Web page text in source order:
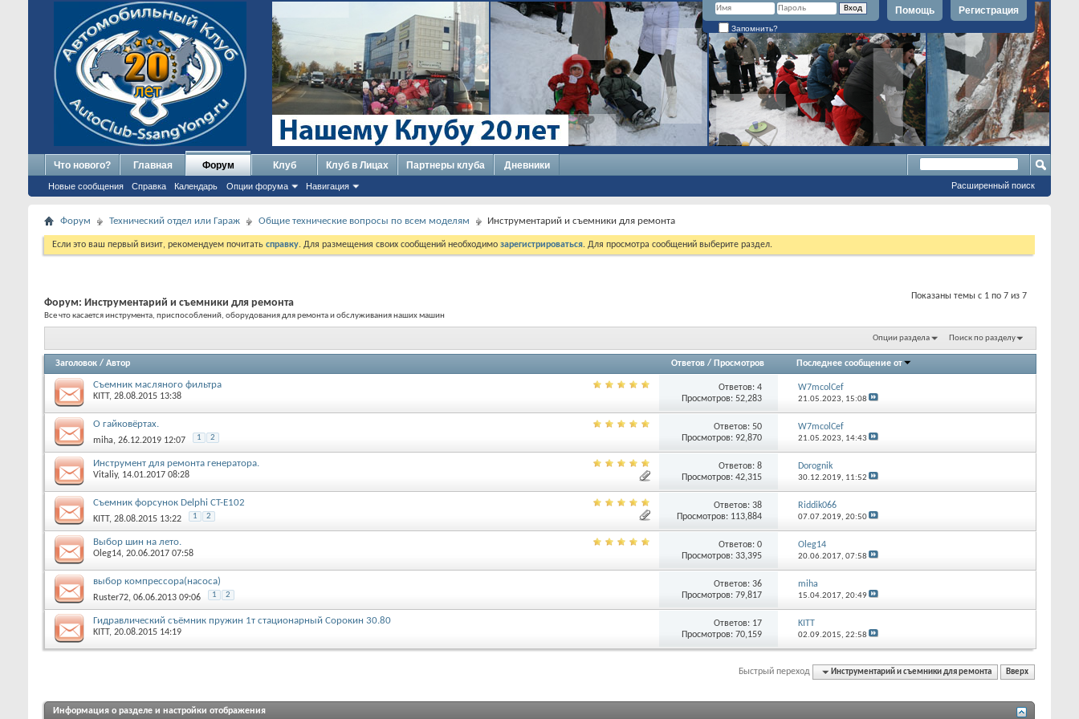
Регистрация
Помощь
Запомнить?
Что нового? Главная Форум
Новые сообщения Справка Календарь Опции форума Навигация
Клуб Клуб в Лицах Партнеры клуба Дневники
Расширенный поиск
Форум Технический отдел или Гараж Общие технические вопросы по всем моделям Инструментарий и съемники для ремонта
Если это ваш первый визит, рекомендуем почитать справку. Для размещения своих сообщений необходимо зарегистрироваться. Для просмотра сообщений выберите раздел.
Показаны темы с 1 по 7 из 7
Форум: Инструментарий и съемники для ремонта
Все что касается инструмента, приспособлений, оборудования для ремонта и обслуживания наших машин
Опции раздела Поиск по разделу
Заголовок / Автор Ответов / Просмотров Последнее сообщение от
Съемник масляного фильтра
KITT, 28.08.2015 13:38
Ответов:4
Просмотров: 52,283
W7mcolCef
21.05.2023, 15:08
О гайковёртах.
miha, 26.12.2019 12:07 1 2
Ответов:50
Просмотров: 92,870
W7mcolCef
21.05.2023, 14:43
Инструмент для ремонта генератора.
Vitaliy, 14.01.2017 08:28
Ответов:8
Просмотров: 42,315
Dorognik
30.12.2019, 11:52
Съемник форсунок Delphi CT-E102
KITT, 28.08.2015 13:22 1 2
Ответов:38
Просмотров: 113,884
Riddik066
07.07.2019, 20:50
Выбор шин на лето.
Oleg14, 20.06.2017 07:58
Ответов:0
Просмотров: 33,395
Oleg14
20.06.2017, 07:58
выбор компрессора(насоса)
Ruster72, 06.06.2013 09:06 1 2
Ответов:36
Просмотров: 79,817
miha
15.04.2017, 20:49
Гидравлический съёмник пружин 1т стационарный Сорокин 30.80
KITT, 20.08.2015 14:19
Ответов: 17
Просмотров: 70,159
KITT
02.09.2015, 22:58
Быстрый переход Инструментарий и съемники для ремонта Вверх
Информация о разделе и настройки отображения